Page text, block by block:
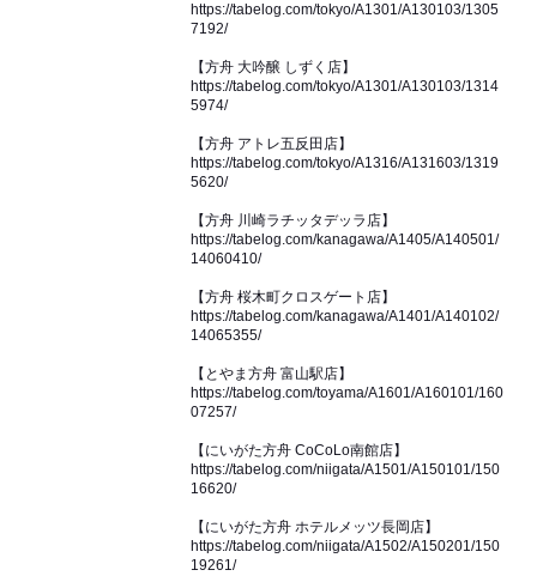
https://tabelog.com/tokyo/A1301/A130103/1305
7192/
【方舟 大吟醸 しずく店】
https://tabelog.com/tokyo/A1301/A130103/1314
5974/
【方舟 アトレ五反田店】
https://tabelog.com/tokyo/A1316/A131603/1319
5620/
【方舟 川崎ラチッタデッラ店】
https://tabelog.com/kanagawa/A1405/A140501/
14060410/
【方舟 桜木町クロスゲート店】
https://tabelog.com/kanagawa/A1401/A140102/
14065355/
【とやま方舟 富山駅店】
https://tabelog.com/toyama/A1601/A160101/160
07257/
【にいがた方舟 CoCoLo南館店】
https://tabelog.com/niigata/A1501/A150101/150
16620/
【にいがた方舟 ホテルメッツ長岡店】
https://tabelog.com/niigata/A1502/A150201/150
19261/